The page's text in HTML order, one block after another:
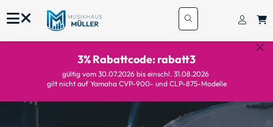
3% Rabattcode: rabatt3
gültig vom 30.07.2026 bis einschl. 31.08.2026
gilt nicht auf Yamaha CVP-900- und CLP-875-Modelle